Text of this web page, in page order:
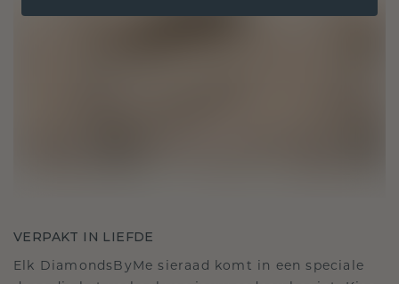
VERPAKT IN LIEFDE
Elk DiamondsByMe sieraad komt in een speciale